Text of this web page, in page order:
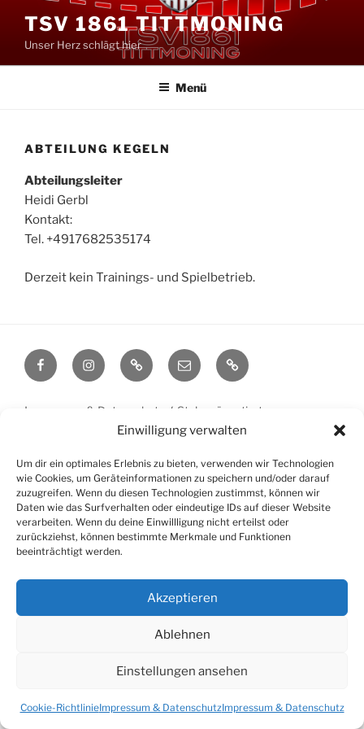
Einwilligung verwalten
Um dir ein optimales Erlebnis zu bieten, verwenden wir Technologien
wie Cookies, um Geräteinformationen zu speichern und/oder darauf
zuzugreifen. Wenn du diesen Technologien zustimmst, können wir
Daten wie das Surfverhalten oder eindeutige IDs auf dieser Website
verarbeiten. Wenn du deine Einwillligung nicht erteilst oder
zurückziehst, können bestimmte Merkmale und Funktionen
beeinträchtigt werden.
Akzeptieren
Ablehnen
Einstellungen ansehen
Cookie-RichtlinieImpressum & DatenschutzImpressum & Datenschutz
Inhalt
springen
TSV 1861 TITTMONING
Unser Herz schlägt hier
Menü
ABTEILUNG KEGELN
Abteilungsleiter
Heidi Gerbl
Kontakt:
Tel. +4917682535174
Derzeit kein Trainings- und Spielbetrieb.
FacebookInstagramTikTok eMail
Cookie-
Richtlinie
Impressum & Datenschutz
Stolz präsentiert von